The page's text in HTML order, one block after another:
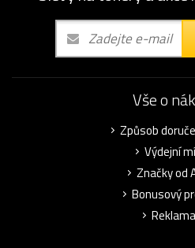
Vše o
Způsob
Výdejní
Značky od
Bonusový